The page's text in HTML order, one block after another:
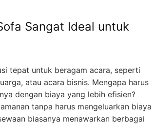
Sangat Ideal untuk
tepat untuk beragam acara, seperti
atau acara bisnis. Mengapa harus
dengan biaya yang lebih efisien?
tanpa harus mengeluarkan biaya
biasanya menawarkan berbagai